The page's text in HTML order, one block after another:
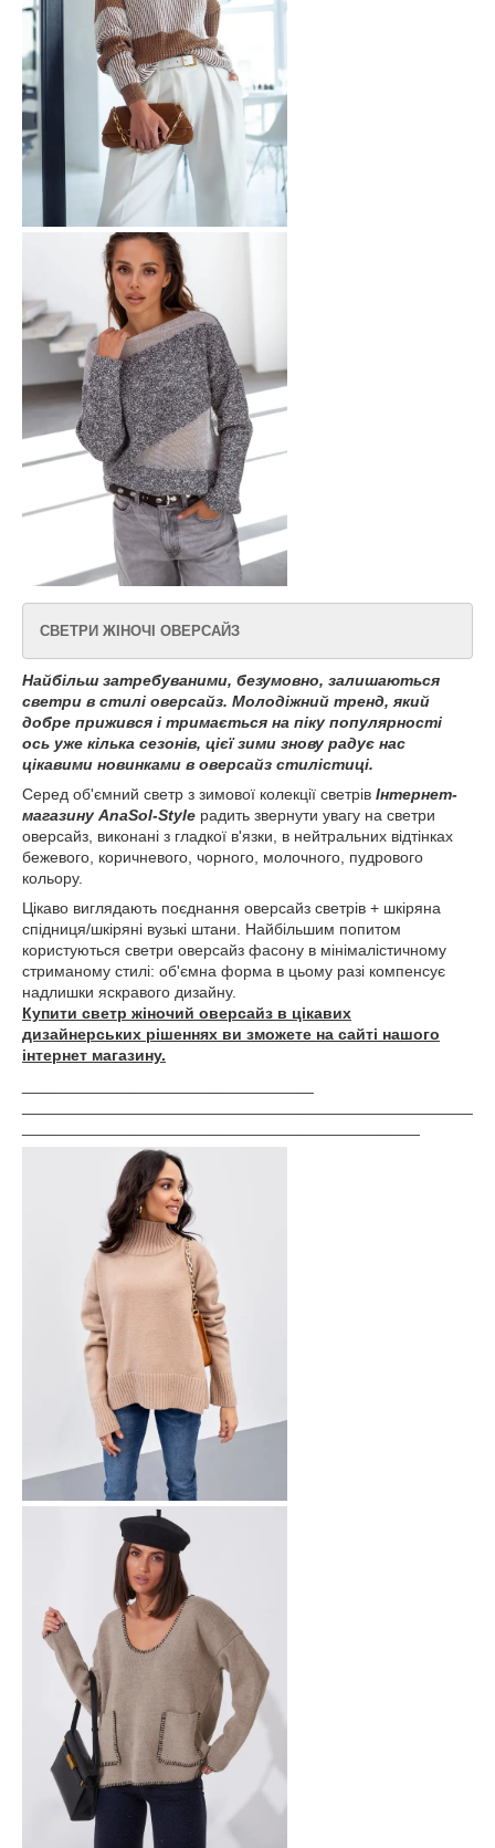
СВЕТРИ ЖІНОЧІ ОВЕРСАЙЗ
Найбільш затребуваними, безумовно, залишаються
светри в стилі оверсайз. Молодіжний тренд, який
добре прижився і тримається на піку популярності
ось уже кілька сезонів, цієї зими знову радує нас
цікавими новинками в оверсайз стилістиці.
Серед об'ємний светр з зимової колекції светрів Інтернет-
магазину AnaSol-Style радить звернути увагу на светри
оверсайз, виконані з гладкої в'язки, в нейтральних відтінках
бежевого, коричневого, чорного, молочного, пудрового
кольору.
Цікаво виглядають поєднання оверсайз светрів + шкіряна
спідниця/шкіряні вузькі штани. Найбільшим попитом
користуються светри оверсайз фасону в мінімалістичному
стриманому стилі: об'ємна форма в цьому разі компенсує
надлишки яскравого дизайну.
Купити светр жіночий оверсайз в цікавих
дизайнерських рішеннях ви зможете на сайті нашого
інтернет магазину.